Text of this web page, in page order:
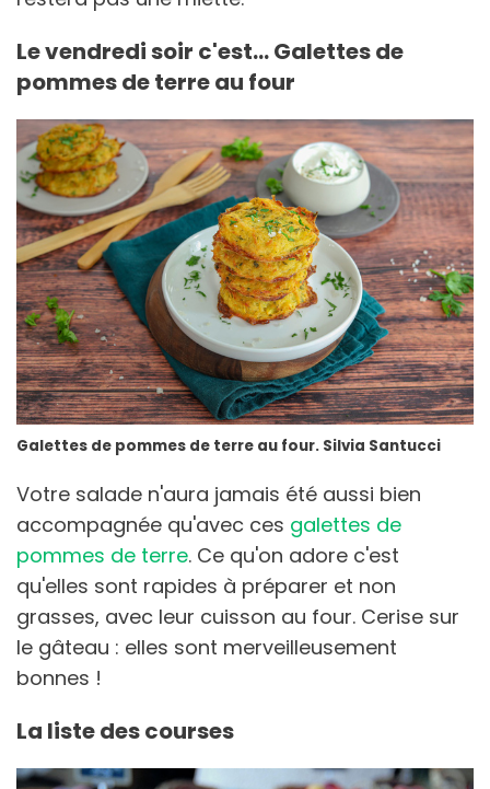
Le vendredi soir c'est... Galettes de
pommes de terre au four
Galettes de pommes de terre au four. Silvia Santucci
Votre salade n'aura jamais été aussi bien
accompagnée qu'avec ces galettes de
pommes de terre. Ce qu'on adore c'est
qu'elles sont rapides à préparer et non
grasses, avec leur cuisson au four. Cerise sur
le gâteau : elles sont merveilleusement
bonnes !
La liste des courses